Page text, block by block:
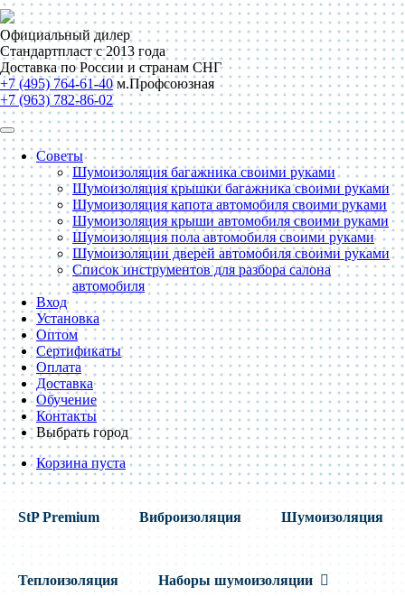
Официальный дилер
Стандартпласт с 2013 года
Доставка по России и странам СНГ
+7 (495) 764-61-40 м.Профсоюзная
+7 (963) 782-86-02
Советы
Шумоизоляция багажника своими руками
Шумоизоляция крышки багажника своими руками
Шумоизоляция капота автомобиля своими руками
Шумоизоляция крыши автомобиля своими руками
Шумоизоляция пола автомобиля своими руками
Шумоизоляции дверей автомобиля своими руками
Список инструментов для разбора салона
автомобиля
Вход
Установка
Оптом
Сертификаты
Оплата
Доставка
Обучение
Контакты
Выбрать город
Корзина пуста
StP Premium Виброизоляция Шумоизоляция
Теплоизоляция Наборы шумоизоляции